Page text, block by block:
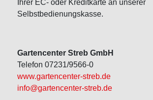
Ihrer EC- oder Kreditkarte an unserer
Selbstbedienungskasse.
Gartencenter Streb GmbH
Telefon 07231/9566-0
www.gartencenter-streb.de
info@gartencenter-streb.de